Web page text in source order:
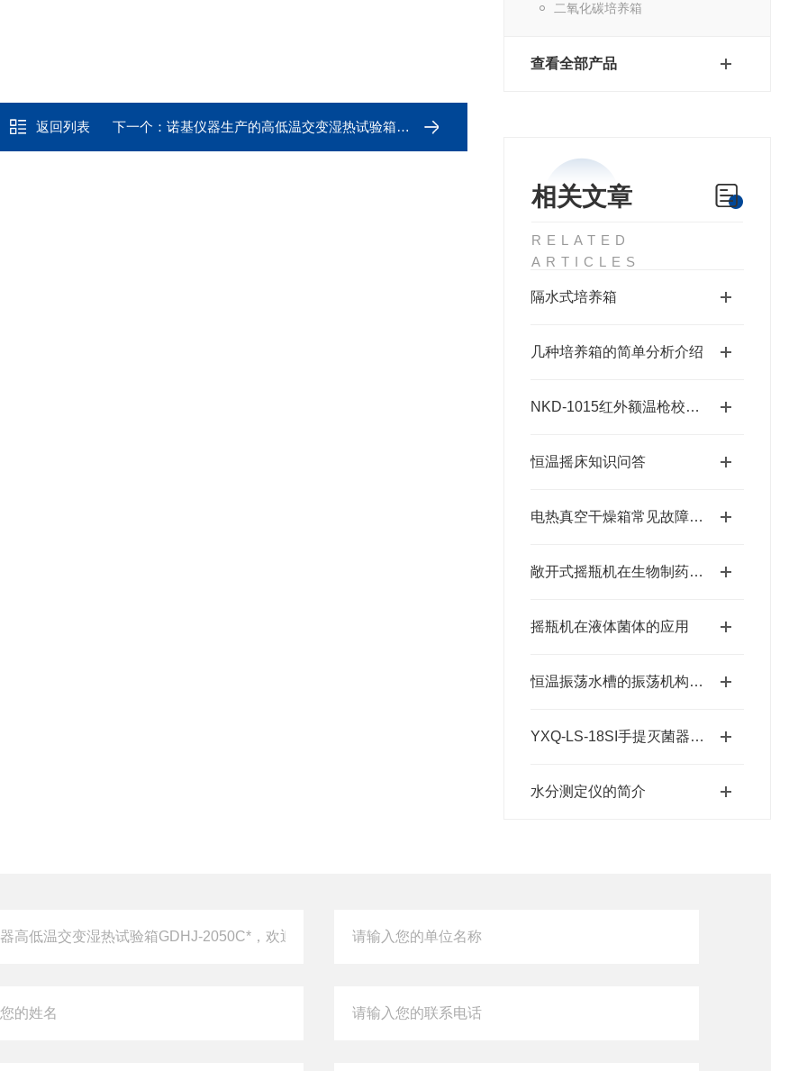
二氧化碳培养箱
查看全部产品
相关文章
RELATED
ARTICLES
隔水式培养箱
几种培养箱的简单分析介绍
NKD-1015红外额温枪校准检测槽
恒温摇床知识问答
电热真空干燥箱常见故障及排除方法
敞开式摇瓶机在生物制药公司的应用实例
摇瓶机在液体菌体的应用
恒温振荡水槽的振荡机构原理与操作使用技术
YXQ-LS-18SI手提灭菌器说明书
水分测定仪的简介
返回列表 下一个： 诺基仪器生产的高低温交变湿热试验箱GDHJ-2050C享受诺基仪器优质售后服务